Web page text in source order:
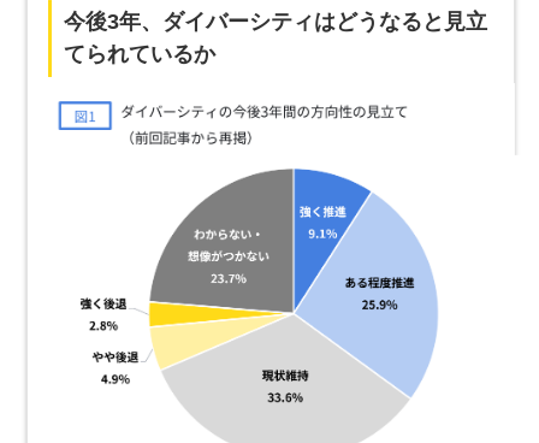
今後3年、ダイバーシティはどうなると見立
てられているか